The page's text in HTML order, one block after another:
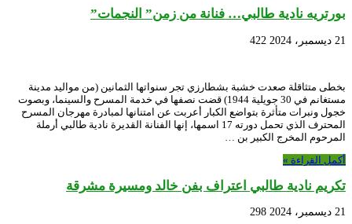
بورتريه نادية طالبي… فنانة من زمن” النجمات”
21 ديسمبر، 2024 422
بخطى متثاقلة صعدت خشبة بشطارزي تجر سنواتها الثمانين (من مواليد مدينة
مستغانم في 30 جويلية 1944) قضت نصفها في خدمة المسرح والسينما، وبصوت
خجول ونبرات متأثرة بتواضع الكبار أعربت عن امتنانها لمبادرة مهرجان المسرح
المحترف الذي تحمل دورته 17 اسمها، إنها الفنانة القديرة نادية طالبي أرملة
المرحوم المخرج الكبير بن …
أكمل القراءة »
تكريم نادية طالبي اعتراف بفن خالد ومسيرة مشرقة
21 ديسمبر، 2024 298